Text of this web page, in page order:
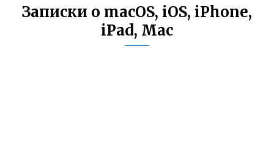
Записки о macOS, iOS, iPhone,
iPad, Mac